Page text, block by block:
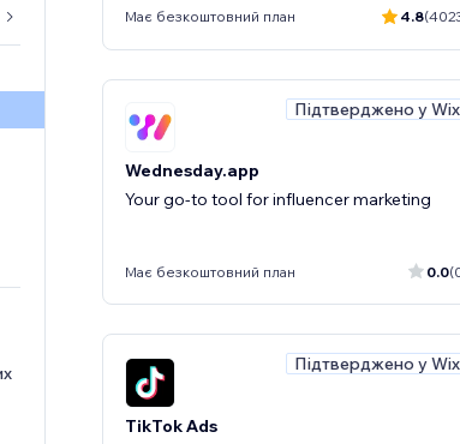
Має безкоштовний план 4.8
Підтверджено у Wix
Wednesday.app
Your go-to tool for influencer marketing
Має безкоштовний план 0.0
Підтверджено у Wix
TikTok Ads